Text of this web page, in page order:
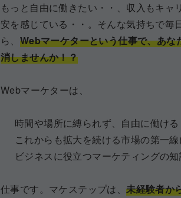
もっと自由に働きたい・・、収入もキャ
安を感じている・・。そんな気持ちで毎
ら、 Webマーケターという仕事で、あな
消しませんか！？
Webマーケターは、
時間や場所に縛られず、自由に働ける
これからも拡大を続ける市場の第一
ビジネスに役立つマーケティングの知
仕事です。マケステップは、未経験者か